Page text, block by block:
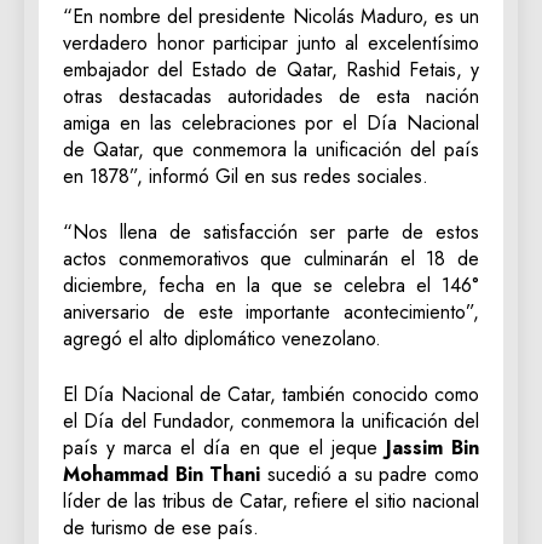
“En nombre del presidente Nicolás Maduro, es un
verdadero honor participar junto al excelentísimo
embajador del Estado de Qatar, Rashid Fetais, y
otras destacadas autoridades de esta nación
amiga en las celebraciones por el Día Nacional
de Qatar, que conmemora la unificación del país
en 1878”, informó Gil en sus redes sociales.
“Nos llena de satisfacción ser parte de estos
actos conmemorativos que culminarán el 18 de
diciembre, fecha en la que se celebra el 146°
aniversario de este importante acontecimiento”,
agregó el alto diplomático venezolano.
El Día Nacional de Catar, también conocido como
el Día del Fundador, conmemora la unificación del
país y marca el día en que el jeque Jassim Bin
Mohammad Bin Thani sucedió a su padre como
líder de las tribus de Catar, refiere el sitio nacional
de turismo de ese país.